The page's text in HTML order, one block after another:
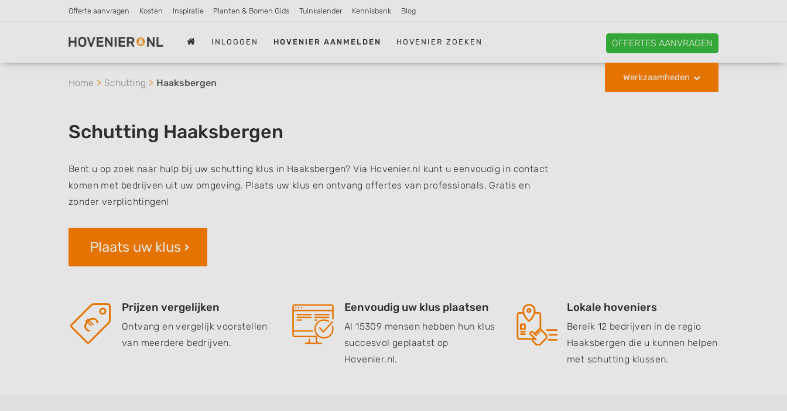
Offerte aanvragen Kosten Inspiratie Planten & Bomen Gids Tuinkalender Kennisbank Blog
INLOGGEN HOVENIER AANMELDEN HOVENIER ZOEKEN OFFERTES AANVRAGEN
Werkzaamheden
Home Schutting Haaksbergen
Schutting Haaksbergen
Bent u op zoek naar hulp bij uw schutting klus in Haaksbergen? Via Hovenier.nl kunt u eenvoudig in contact
komen met bedrijven uit uw omgeving. Plaats uw klus en ontvang offertes van professionals. Gratis en
zonder verplichtingen!
Plaats uw klus
Prijzen vergelijken
Ontvang en vergelijk voorstellen
van meerdere bedrijven.
Eenvoudig uw klus plaatsen
Al 15309 mensen hebben hun klus
succesvol geplaatst op
Hovenier.nl.
Lokale hoveniers
Bereik 12 bedrijven in de regio
Haaksbergen die u kunnen helpen
met schutting klussen.